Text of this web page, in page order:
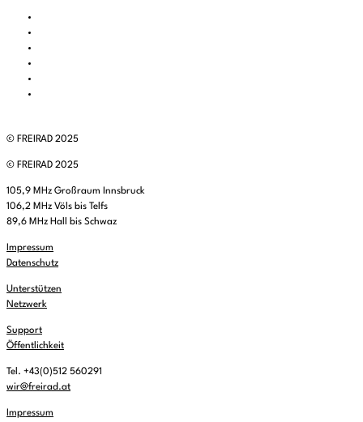
© FREIRAD 2025
© FREIRAD 2025
105,9 MHz Großraum Innsbruck
106,2 MHz Völs bis Telfs
89,6 MHz Hall bis Schwaz
Impressum
Datenschutz
Unterstützen
Netzwerk
Support
Öffentlichkeit
Tel. +43(0)512 560291
wir@freirad.at
Impressum